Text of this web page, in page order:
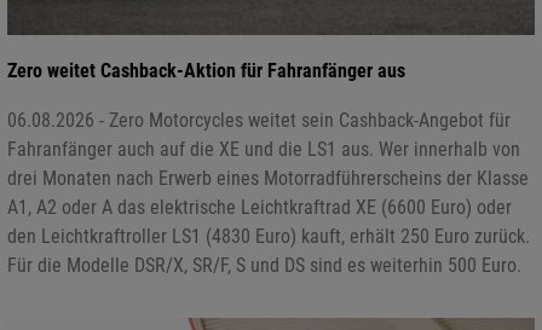
Zero weitet Cashback-Aktion für Fahranfänger aus
06.08.2026 - Zero Motorcycles weitet sein Cashback-Angebot für
Fahranfänger auch auf die XE und die LS1 aus. Wer innerhalb von
drei Monaten nach Erwerb eines Motorradführerscheins der Klasse
A1, A2 oder A das elektrische Leichtkraftrad XE (6600 Euro) oder
den Leichtkraftroller LS1 (4830 Euro) kauft, erhält 250 Euro zurück.
Für die Modelle DSR/X, SR/F, S und DS sind es weiterhin 500 Euro.